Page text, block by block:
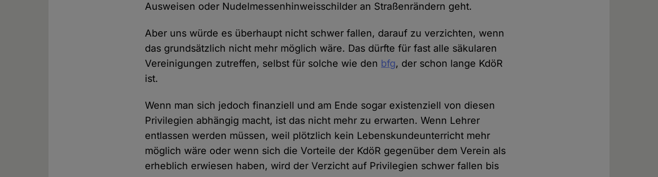
Ausweisen oder Nudelmessenhinweisschilder an Straßenrändern geht.
Aber uns würde es überhaupt nicht schwer fallen, darauf zu verzichten, wenn
das grundsätzlich nicht mehr möglich wäre. Das dürfte für fast alle säkularen
Vereinigungen zutreffen, selbst für solche wie den bfg, der schon lange KdöR
ist.
Wenn man sich jedoch finanziell und am Ende sogar existenziell von diesen
Privilegien abhängig macht, ist das nicht mehr zu erwarten. Wenn Lehrer
entlassen werden müssen, weil plötzlich kein Lebenskundeunterricht mehr
möglich wäre oder wenn sich die Vorteile der KdöR gegenüber dem Verein als
erheblich erwiesen haben, wird der Verzicht auf Privilegien schwer fallen bis